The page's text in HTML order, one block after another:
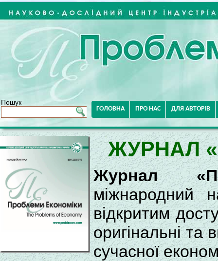
Пошук
ГОЛОВНА ПРО НАС ДЛЯ АВТОРІВ
ЖУРНАЛ
Журнал
міжнародний
відкритим
оригінальні та
сучасної